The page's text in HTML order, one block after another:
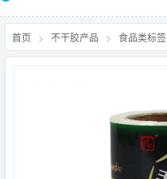
首页 > 不干胶产品 > 食品类标签